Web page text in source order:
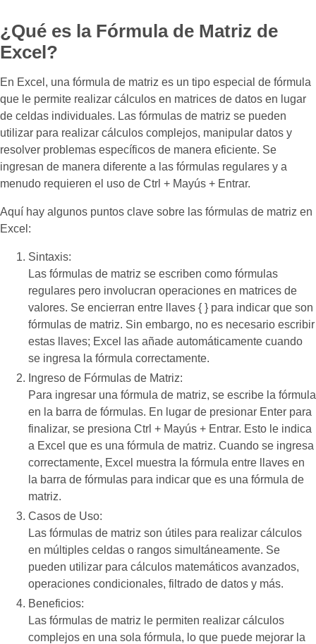
¿Qué es la Fórmula de Matriz de
Excel?
En Excel, una fórmula de matriz es un tipo especial de fórmula
que le permite realizar cálculos en matrices de datos en lugar
de celdas individuales. Las fórmulas de matriz se pueden
utilizar para realizar cálculos complejos, manipular datos y
resolver problemas específicos de manera eficiente. Se
ingresan de manera diferente a las fórmulas regulares y a
menudo requieren el uso de Ctrl + Mayús + Entrar.
Aquí hay algunos puntos clave sobre las fórmulas de matriz en
Excel:
Sintaxis:
Las fórmulas de matriz se escriben como fórmulas
regulares pero involucran operaciones en matrices de
valores. Se encierran entre llaves { } para indicar que son
fórmulas de matriz. Sin embargo, no es necesario escribir
estas llaves; Excel las añade automáticamente cuando
se ingresa la fórmula correctamente.
Ingreso de Fórmulas de Matriz:
Para ingresar una fórmula de matriz, se escribe la fórmula
en la barra de fórmulas. En lugar de presionar Enter para
finalizar, se presiona Ctrl + Mayús + Entrar. Esto le indica
a Excel que es una fórmula de matriz. Cuando se ingresa
correctamente, Excel muestra la fórmula entre llaves en
la barra de fórmulas para indicar que es una fórmula de
matriz.
Casos de Uso:
Las fórmulas de matriz son útiles para realizar cálculos
en múltiples celdas o rangos simultáneamente. Se
pueden utilizar para cálculos matemáticos avanzados,
operaciones condicionales, filtrado de datos y más.
Beneficios:
Las fórmulas de matriz le permiten realizar cálculos
complejos en una sola fórmula, lo que puede mejorar la